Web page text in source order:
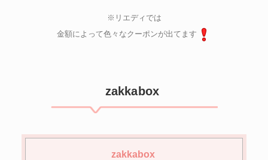
※リエディでは
金額によって色々なクーポンが出てます
zakkabox
zakkabox